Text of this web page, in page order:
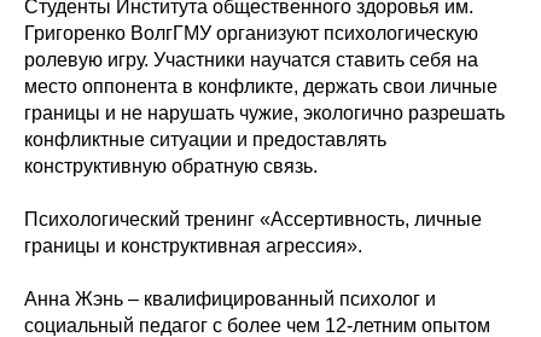
Студенты Института общественного здоровья им.
Григоренко ВолгГМУ организуют психологическую
ролевую игру. Участники научатся ставить себя на
место оппонента в конфликте, держать свои личные
границы и не нарушать чужие, экологично разрешать
конфликтные ситуации и предоставлять
конструктивную обратную связь.
Психологический тренинг «Ассертивность, личные
границы и конструктивная агрессия».
Анна Жэнь – квалифицированный психолог и
социальный педагог с более чем 12-летним опытом